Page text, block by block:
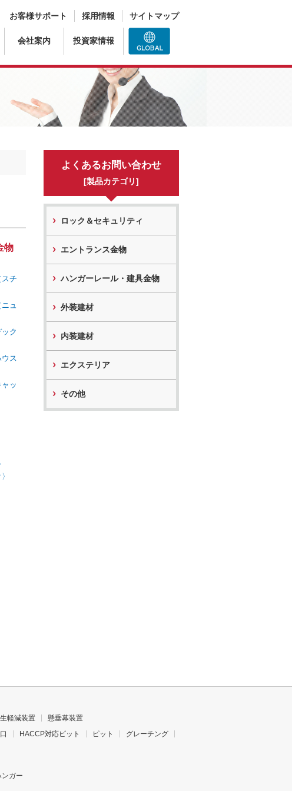
お客様サポート 採用情報 サイトマップ
会社案内 投資家情報
物
チ
ュ
ク
ス
ッ
よくあるお問い合わせ
[製品カテゴリ]
ロック＆セキュリティ
エントランス金物
ハンガーレール・建具金物
外装建材
内装建材
エクステリア
その他
軽減装置
懸垂幕装置
HACCP対応ピット ピット
グレーチング
ガー